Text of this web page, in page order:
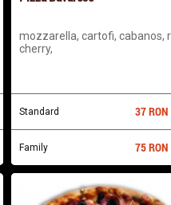
mozzarella, cartofi, cabanos,
cherry,
Standard 37RON
Family 75RON